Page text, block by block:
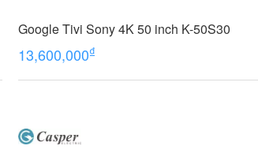
Google Tivi Sony 4K 50 inch K-50S30
13,600,000₫